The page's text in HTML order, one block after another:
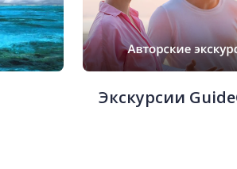
Экскурсии